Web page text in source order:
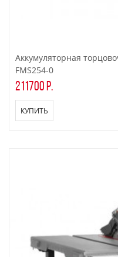
Аккумуляторная
FMS254-0
211700 р.
КУПИТЬ